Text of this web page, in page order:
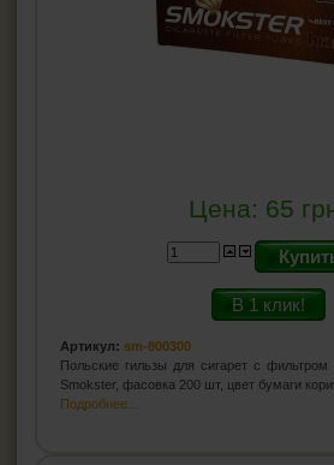
Цена: 65
В 1 клик!
Артикул: sm-800300
Польские гильзы для сигарет с
Smokster, фасовка 200 шт, цвет бумаги
Подробнее...